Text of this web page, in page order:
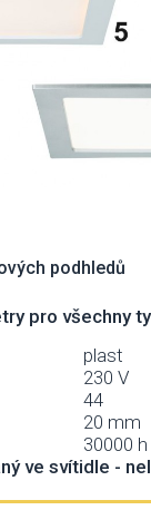
podhledů
pro všechny
plast
230 V
44
20 mm
30000 h
ve svítidle -